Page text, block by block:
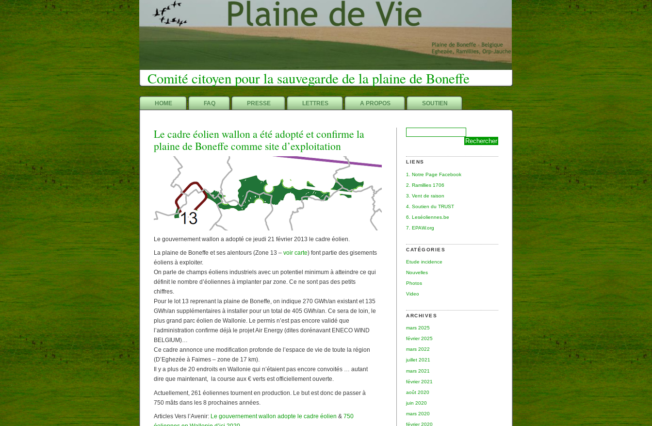
Comité citoyen pour la sauvegarde de la plaine de Boneffe
HOME FAQ PRESSE LETTRES A PROPOS SOUTIEN
LIENS
1. Notre Page Facebook
2. Ramillies 1706
3. Vent de raison
4. Soutien du TRUST
6. Leséoliennes.be
7. EPAW.org
CATÉGORIES
Etude incidence
Nouvelles
Photos
Video
ARCHIVES
mars 2025
février 2025
mars 2022
juillet 2021
mars 2021
février 2021
août 2020
juin 2020
mars 2020
février 2020
Le cadre éolien wallon a été adopté et confirme la
plaine de Boneffe comme site d’exploitation
Le gouvernement wallon a adopté ce jeudi 21 février 2013 le cadre éolien.
La plaine de Boneffe et ses alentours (Zone 13 – voir carte) font partie des gisements
éoliens à exploiter.
On parle de champs éoliens industriels avec un potentiel minimum à atteindre ce qui
définit le nombre d’éoliennes à implanter par zone. Ce ne sont pas des petits
chiffres.
Pour le lot 13 reprenant la plaine de Boneffe, on indique 270 GWh/an existant et 135
GWh/an supplémentaires à installer pour un total de 405 GWh/an. Ce sera de loin, le
plus grand parc éolien de Wallonie. Le permis n’est pas encore validé que
l’administration confirme déjà le projet Air Energy (dites dorénavant ENECO WIND
BELGIUM)…
Ce cadre annonce une modification profonde de l’espace de vie de toute la région
(D’Eghezée à Faimes – zone de 17 km).
Il y a plus de 20 endroits en Wallonie qui n’étaient pas encore convoités … autant
dire que maintenant, la course aux € verts est officiellement ouverte.
Actuellement, 261 éoliennes tournent en production. Le but est donc de passer à
750 mâts dans les 8 prochaines années.
Articles Vers l’Avenir: Le gouvernement wallon adopte le cadre éolien & 750